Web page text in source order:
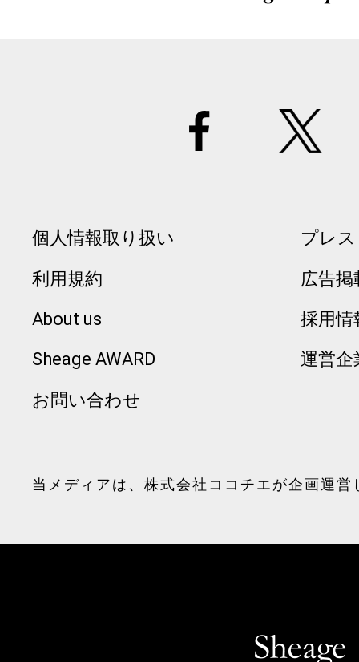
個人情報取り扱い
利用規約
About us
Sheage AWARD
お問い合わせ
プレ
広告掲
採用情
運営企
当メディアは、 株式会社ココチエが企画運営